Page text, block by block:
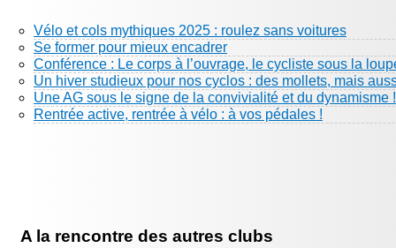
Vélo et cols mythiques 2025 : roulez sans voitures
Se former pour mieux encadrer
Conférence : Le corps à l’ouvrage, le cycliste sous la
Un hiver studieux pour nos cyclos : des mollets, mais
Une AG sous le signe de la convivialité et du dynamisme !
Rentrée active, rentrée à vélo : à vos pédales !
A la rencontre des autres clubs